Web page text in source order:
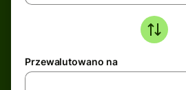
Przewalutowano na